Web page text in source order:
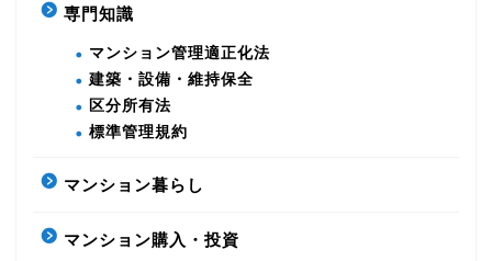
専門知識
マンション管理適正化法
建築・設備・維持保全
区分所有法
標準管理規約
マンション暮らし
マンション購入・投資